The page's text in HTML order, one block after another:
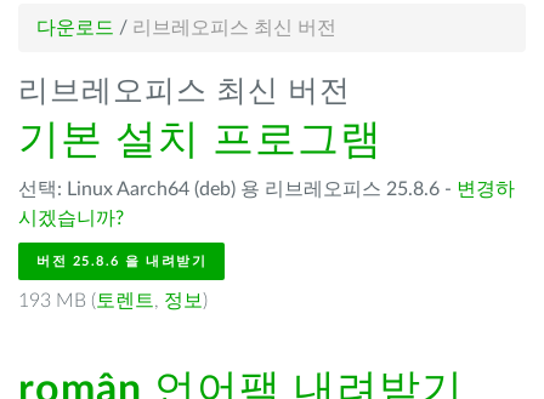
다운로드 / 리브레오피스 최신 버전
리브레오피스 최신 버전
기본 설치 프로그램
선택: Linux Aarch64 (deb) 용 리브레오피스 25.8.6 - 변경하
시겠습니까?
버전 25.8.6 을 내려받기
193 MB ( 토렌트, 정보 )
român 언어팩 내려받기